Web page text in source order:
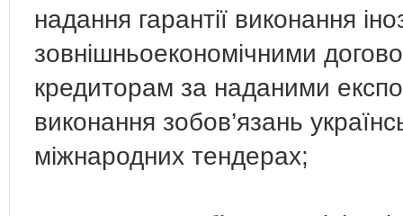
надання гарантії виконання
зовнішньоекономічними
кредиторам за наданими
виконання зобов’язань
міжнародних тендерах;